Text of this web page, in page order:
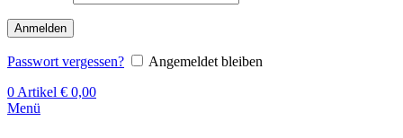
Anmelden
Passwort vergessen?
Angemeldet bleiben
0 Artikel € 0,00
Menü